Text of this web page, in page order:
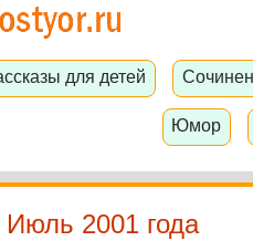
для детей
Юмор
Июль 2001 года